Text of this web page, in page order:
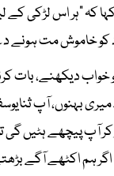
کہ “ہر اس لڑکی
خاموش مت ہونے
خواب دیکھنے، بات
میری بہنوں، آپ
کر آپ پیچھے ہٹیں
ہم اکٹھے آگے